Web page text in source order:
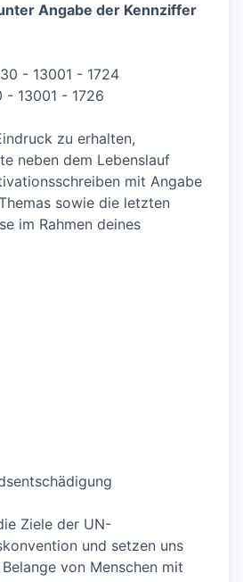
Angabe der Kennziffer
- 13001 - 1724
- 13001 - 1726
zu erhalten,
neben dem Lebenslauf
mit Angabe
sowie die letzten
im Rahmen deines
Ziele der UN-
und setzen uns
von Menschen mit